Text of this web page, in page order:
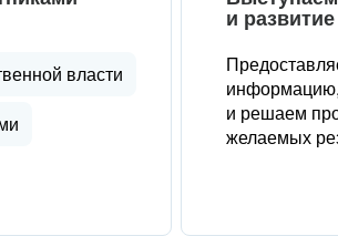
власти
и
и решаем
желаемых